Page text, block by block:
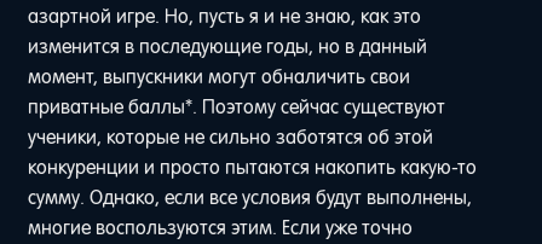
азартной игре. Но, пусть я и не знаю, как это
изменится в последующие годы, но в данный
момент, выпускники могут обналичить свои
приватные баллы*. Поэтому сейчас существуют
ученики, которые не сильно заботятся об этой
конкуренции и просто пытаются накопить какую-то
сумму. Однако, если все условия будут выполнены,
многие воспользуются этим. Если уже точно